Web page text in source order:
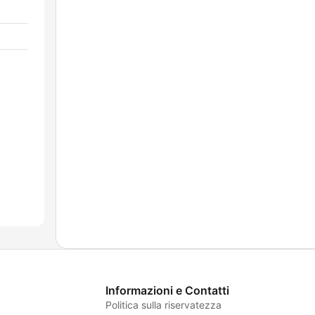
Informazioni e Contatti
Politica sulla riservatezza